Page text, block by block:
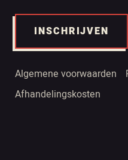
INSCHRIJVEN
Algemene voorwaarden
Afhandelingskosten